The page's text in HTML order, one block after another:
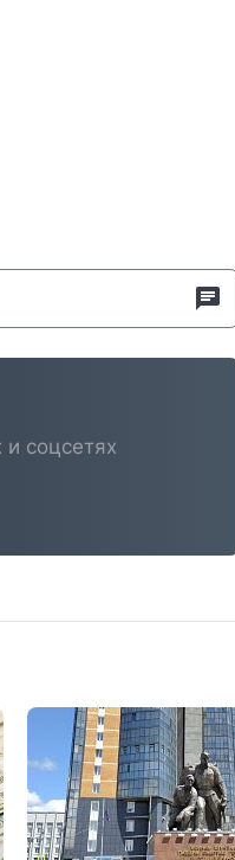
соцсетях